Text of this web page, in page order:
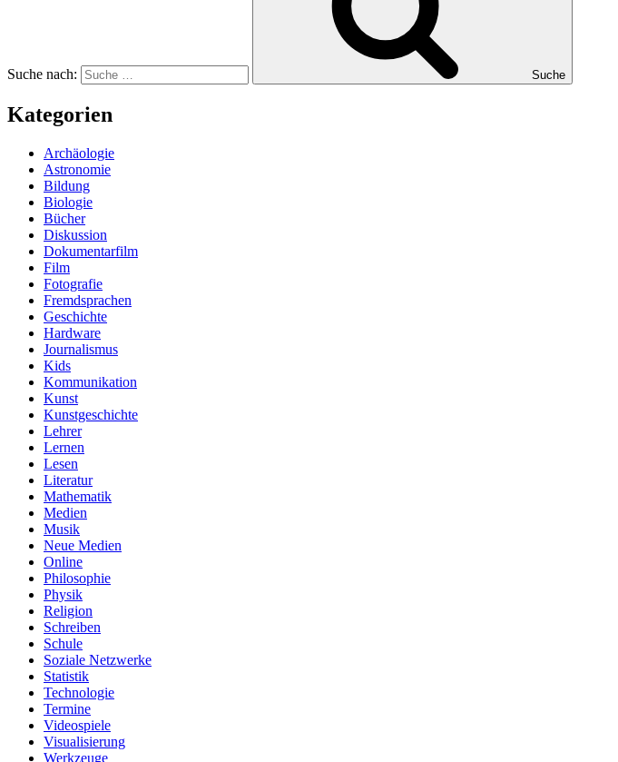
Suche nach: Suche
Kategorien
Archäologie
Astronomie
Bildung
Biologie
Bücher
Diskussion
Dokumentarfilm
Film
Fotografie
Fremdsprachen
Geschichte
Hardware
Journalismus
Kids
Kommunikation
Kunst
Kunstgeschichte
Lehrer
Lernen
Lesen
Literatur
Mathematik
Medien
Musik
Neue Medien
Online
Philosophie
Physik
Religion
Schreiben
Schule
Soziale Netzwerke
Statistik
Technologie
Termine
Videospiele
Visualisierung
Werkzeuge